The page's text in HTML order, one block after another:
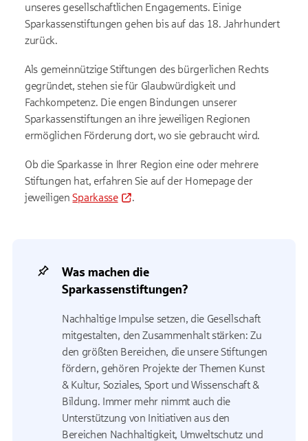
unseres gesellschaftlichen Engagements. Einige
Sparkassenstiftungen gehen bis auf das 18. Jahrhundert
zurück.
Als gemeinnützige Stiftungen des bürgerlichen Rechts
gegründet, stehen sie für Glaubwürdigkeit und
Fachkompetenz. Die engen Bindungen unserer
Sparkassenstiftungen an ihre jeweiligen Regionen
ermöglichen Förderung dort, wo sie gebraucht wird.
Ob die Sparkasse in Ihrer Region eine oder mehrere
Stiftungen hat, erfahren Sie auf der Homepage der
jeweiligenSparkasse .
Was machen die
Sparkassenstiftungen?
Nachhaltige Impulse setzen, die Gesellschaft
mitgestalten, den Zusammenhalt stärken: Zu
den größten Bereichen, die unsere Stiftungen
fördern, gehören Projekte der Themen Kunst
& Kultur, Soziales, Sport und Wissenschaft &
Bildung. Immer mehr nimmt auch die
Unterstützung von Initiativen aus den
Bereichen Nachhaltigkeit, Umweltschutz und